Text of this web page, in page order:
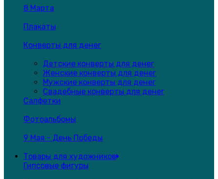
8 Марта
Плакаты
Конверты для денег
Детские конверты для денег
Женские конверты для денег
Мужские конверты для денег
Свадебные конверты для денег
Салфетки
Фотоальбомы
9 Мая - День Победы
Товары для художников
Гипсовые фигуры